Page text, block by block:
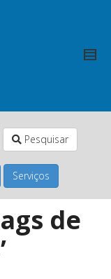
Pesquisar
Serviços
de